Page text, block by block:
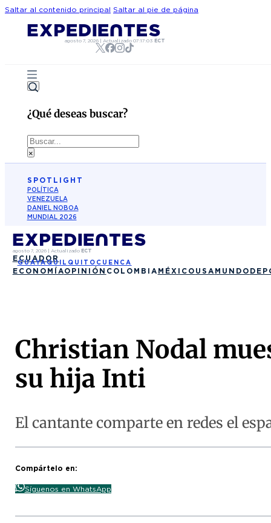
Saltar al contenido principal Saltar al pie de página
agosto 7, 2026 |Actualizado07:17:03 ECT
¿Qué deseas buscar?
Buscar
×
SPOTLIGHT
POLÍTICA
VENEZUELA
DANIEL NOBOA
MUNDIAL 2026
agosto 7, 2026| Actualizado ECT
ECUADOR
GUAYAQUIL QUITO CUENCA
ECONOMÍAOPINIÓN COLOMBIA MÉXICO USA MUNDO
Christian Nodal
su hija Inti
El cantante comparte en redes el
Compártelo en:
Síguenos en WhatsApp